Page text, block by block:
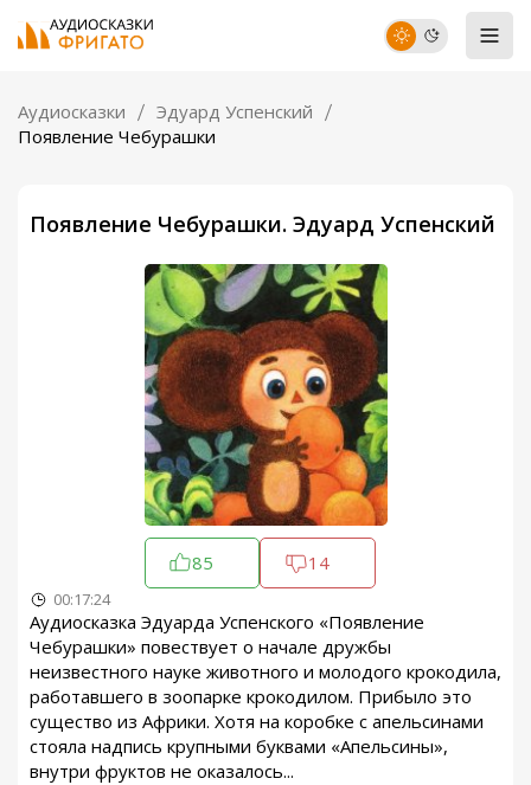
Аудиосказки
Эдуард Успенский
Появление Чебурашки
Появление Чебурашки. Эдуард Успенский
85 14
00:17:24
Аудиосказка Эдуарда Успенского «Появление
Чебурашки» повествует о начале дружбы
неизвестного науке животного и молодого крокодила,
работавшего в зоопарке крокодилом. Прибыло это
существо из Африки. Хотя на коробке с апельсинами
стояла надпись крупными буквами «Апельсины»,
внутри фруктов не оказалось...